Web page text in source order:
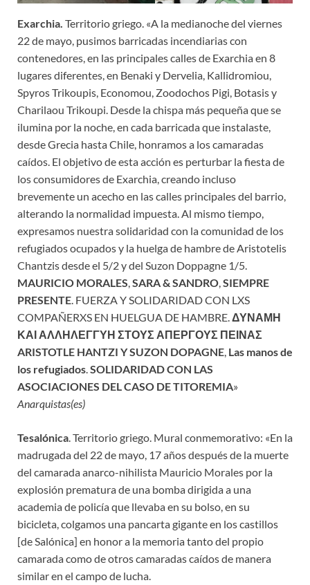
Exarchia. Territorio griego. «A la medianoche del viernes
22 de mayo, pusimos barricadas incendiarias con
contenedores, en las principales calles de Exarchia en 8
lugares diferentes, en Benaki y Dervelia, Kallidromiou,
Spyros Trikoupis, Economou, Zoodochos Pigi, Botasis y
Charilaou Trikoupi. Desde la chispa más pequeña que se
ilumina por la noche, en cada barricada que instalaste,
desde Grecia hasta Chile, honramos a los camaradas
caídos. El objetivo de esta acción es perturbar la fiesta de
los consumidores de Exarchia, creando incluso
brevemente un acecho en las calles principales del barrio,
alterando la normalidad impuesta. Al mismo tiempo,
expresamos nuestra solidaridad con la comunidad de los
refugiados ocupados y la huelga de hambre de Aristotelis
Chantzis desde el 5/2 y del Suzon Doppagne 1/5.
MAURICIO MORALES,SARA & SANDRO,SIEMPRE
PRESENTE. FUERZA Y SOLIDARIDAD CON LXS
COMPAÑERXS EN HUELGUA DE HAMBRE.ΔΥΝΑΜΗ
ΚΑΙ ΑΛΛΗΛΕΓΓΥΗ ΣΤΟΥΣ ΑΠΕΡΓΟΥΣ ΠΕΙΝΑΣ
ARISTOTLE HANTZI Y SUZON DOPAGNE, Las manos de
los refugiados.SOLIDARIDAD CON LAS
ASOCIACIONES DEL CASO DE TITOREMIA»
Anarquistas(es)
Tesalónica. Territorio griego. Mural conmemorativo: «En la
madrugada del 22 de mayo, 17 años después de la muerte
del camarada anarco-nihilista Mauricio Morales por la
explosión prematura de una bomba dirigida a una
academia de policía que llevaba en su bolso, en su
bicicleta, colgamos una pancarta gigante en los castillos
[de Salónica] en honor a la memoria tanto del propio
camarada como de otros camaradas caídos de manera
similar en el campo de lucha.